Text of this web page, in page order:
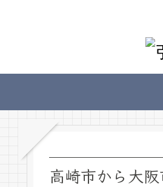
高崎市から大